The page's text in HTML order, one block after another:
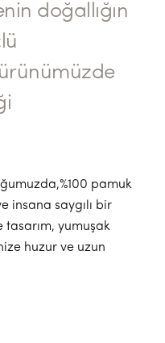
doğallığın
pamuk
insana saygılı bir
tasarım, yumuşak
huzur ve uzun